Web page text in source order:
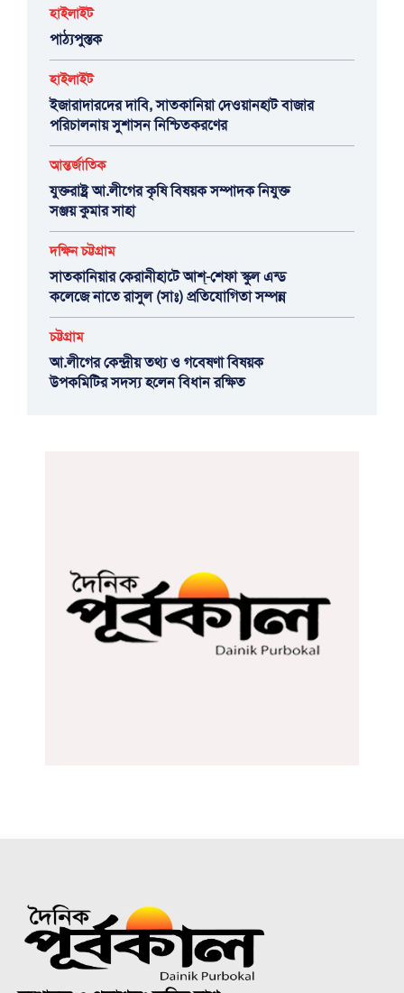
হাইলাইট
পাঠ্যপুস্তক
হাইলাইট
ইজারাদারদের দাবি, সাতকানিয়া দেওয়ানহাট বাজার
পরিচালনায় সুশাসন নিশ্চিতকরণের
আন্তর্জাতিক
যুক্তরাষ্ট্র আ.লীগের কৃষি বিষয়ক সম্পাদক নিযুক্ত
সঞ্জয় কুমার সাহা
দক্ষিন চট্টগ্রাম
সাতকানিয়ার কেরানীহাটে আশ্-শেফা স্কুল এন্ড
কলেজে নাতে রাসুল (সাঃ) প্রতিযোগিতা সম্পন্ন
চট্টগ্রাম
আ.লীগের কেন্দ্রীয় তথ্য ও গবেষণা বিষয়ক
উপকমিটির সদস্য হলেন বিধান রক্ষিত